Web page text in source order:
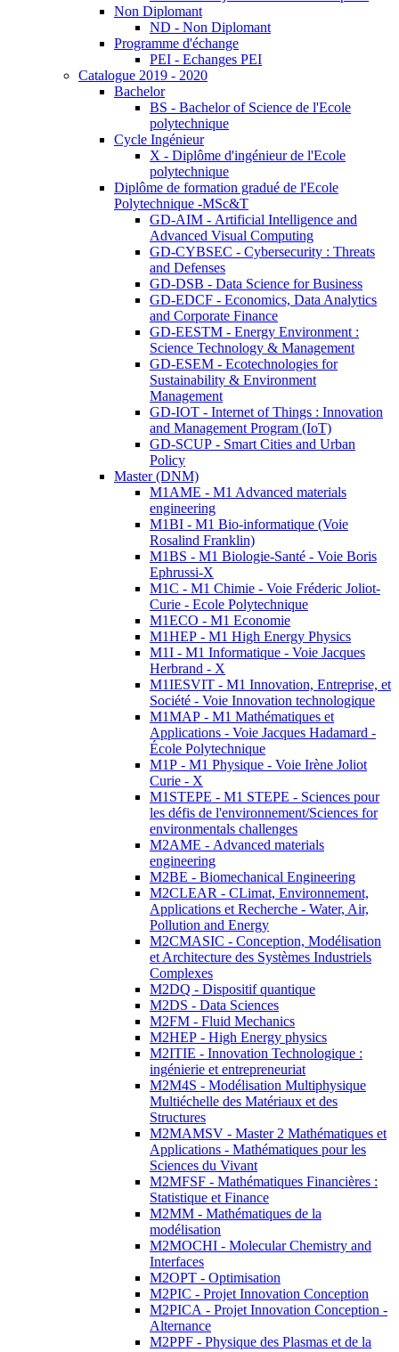
Non Diplomant
ND - Non Diplomant
Programme d'échange
PEI - Echanges PEI
Catalogue 2019 - 2020
Bachelor
BS - Bachelor of Science de l'Ecole
polytechnique
Cycle Ingénieur
X - Diplôme d'ingénieur de l'Ecole
polytechnique
Diplôme de formation gradué de l'Ecole
Polytechnique -MSc&T
GD-AIM - Artificial Intelligence and
Advanced Visual Computing
GD-CYBSEC - Cybersecurity : Threats
and Defenses
GD-DSB - Data Science for Business
GD-EDCF - Economics, Data Analytics
and Corporate Finance
GD-EESTM - Energy Environment :
Science Technology & Management
GD-ESEM - Ecotechnologies for
Sustainability & Environment
Management
GD-IOT - Internet of Things : Innovation
and Management Program (IoT)
GD-SCUP - Smart Cities and Urban
Policy
Master (DNM)
M1AME - M1 Advanced materials
engineering
M1BI - M1 Bio-informatique (Voie
Rosalind Franklin)
M1BS - M1 Biologie-Santé - Voie Boris
Ephrussi-X
M1C - M1 Chimie - Voie Fréderic Joliot-
Curie - Ecole Polytechnique
M1ECO - M1 Economie
M1HEP - M1 High Energy Physics
M1I - M1 Informatique - Voie Jacques
Herbrand - X
M1IESVIT - M1 Innovation, Entreprise, et
Société - Voie Innovation technologique
M1MAP - M1 Mathématiques et
Applications - Voie Jacques Hadamard -
École Polytechnique
M1P - M1 Physique - Voie Irène Joliot
Curie - X
M1STEPE - M1 STEPE - Sciences pour
les défis de l'environnement/Sciences for
environmentals challenges
M2AME - Advanced materials
engineering
M2BE - Biomechanical Engineering
M2CLEAR - CLimat, Environnement,
Applications et Recherche - Water, Air,
Pollution and Energy
M2CMASIC - Conception, Modélisation
et Architecture des Systèmes Industriels
Complexes
M2DQ - Dispositif quantique
M2DS - Data Sciences
M2FM - Fluid Mechanics
M2HEP - High Energy physics
M2ITIE - Innovation Technologique :
ingénierie et entrepreneuriat
M2M4S - Modélisation Multiphysique
Multiéchelle des Matériaux et des
Structures
M2MAMSV - Master 2 Mathématiques et
Applications - Mathématiques pour les
Sciences du Vivant
M2MFSF - Mathématiques Financières :
Statistique et Finance
M2MM - Mathématiques de la
modélisation
M2MOCHI - Molecular Chemistry and
Interfaces
M2OPT - Optimisation
M2PIC - Projet Innovation Conception
M2PICA - Projet Innovation Conception -
Alternance
M2PPF - Physique des Plasmas et de la